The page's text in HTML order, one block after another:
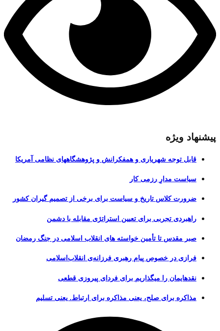
پیشنهاد ویژه
قابل توجه شهریاری و همفکرانش و پژوهشگاههای نظامی آمریکا
سیاست مدارِ رزمی کار
ضرورت کلاس تاریخ و سیاست برای برخی از تصمیم گیران کشور
راهبردی تجربی برای تعیین استراتژی مقابله با دشمن
صبر مقدس تا تأمین خواسته های انقلاب اسلامی در جنگ رمضان
فرازی در خصوص پیام رهبری فرزانه‌ی انقلاب‌اسلامی
نقدهایمان را میگذاریم برای فردای پیروزی قطعی
مذاکره برای صلح، یعنی مذاکره برای ارتباط. یعنی تسلیم